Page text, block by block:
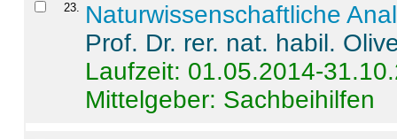
23. Naturwissenschaftliche
Prof. Dr. rer. nat. habil.
Laufzeit: 01.05.2014-
Mittelgeber: Sachbeihilfen